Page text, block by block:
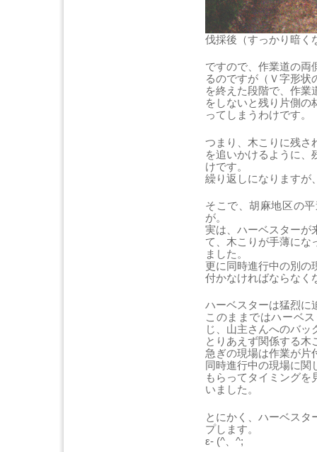
伐採後（すっかり暗く
ですので、作業道の両
るのですが（Ｖ字形状
を終えた段階で、作業
をしないと残り片側の
ってしまうわけです。
つまり、木こりに残さ
を追いかけるように、
けです。
繰り返しになりますが
そこで、胡麻地区の
が。
実は、ハーベスターが
て、木こりが手薄にな
ました。
更に同時進行中の別の
付かなければならなく
ハーベスターは猛烈に
このままではハーベ
じ、山主さんへのバッ
とりあえず関係する木
急ぎの現場は作業が片
同時進行中の現場に関
もらってタイミング
いました。
とにかく、ハーベスタ
プします。
ε- (^、^;